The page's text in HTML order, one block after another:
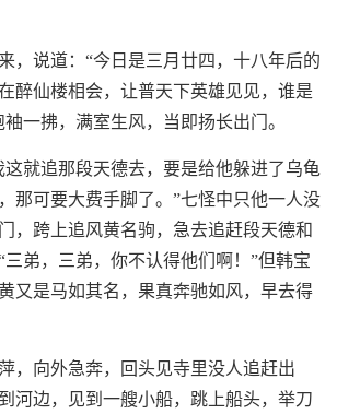
，说道：“今日是三月廿四，十八年后的
醉仙楼相会，让普天下英雄见见，谁是
一拂，满室生风，当即扬长出门。
这就追那段天德去，要是给他躲进了乌龟
那可要大费手脚了。”七怪中只他一人没
，跨上追风黄名驹，急去追赶段天德和
弟，三弟，你不认得他们啊！”但韩宝
又是马如其名，果真奔驰如风，早去得
，向外急奔，回头见寺里没人追赶出
河边，见到一艘小船，跳上船头，举刀